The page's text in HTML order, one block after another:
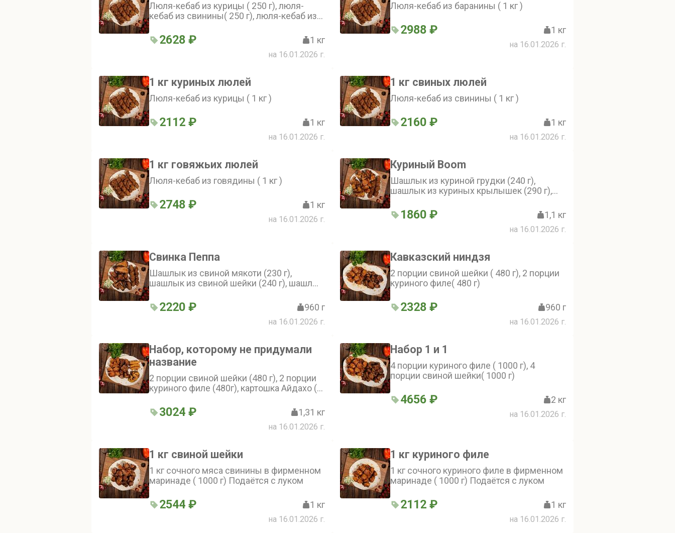
Люля-кебаб из курицы ( 250 г), люля-
кебаб из свинины( 250 г), люля-кебаб из
говядины( 250 г)
2628 ₽ 1 кг
на 16.01.2026 г.
Люля-кебаб из баранины ( 1 кг )
2988 ₽ 1 кг
на 16.01.2026 г.
1 кг куриных люлей
Люля-кебаб из курицы ( 1 кг )
2112 ₽ 1 кг
на 16.01.2026 г.
1 кг свиных люлей
Люля-кебаб из свинины ( 1 кг )
2160 ₽ 1 кг
на 16.01.2026 г.
1 кг говяжьих люлей
Люля-кебаб из говядины ( 1 кг )
2748 ₽ 1 кг
на 16.01.2026 г.
Куриный Boom
Шашлык из куриной грудки (240 г),
шашлык из куриных крылышек (290 г),
кебаб из курицы (270 г)
1860 ₽ 1,1 кг
на 16.01.2026 г.
Свинка Пеппа
Шашлык из свиной мякоти (230 г),
шашлык из свиной шейки (240 г), шашлык
кебаб из свинины (240 г)
2220 ₽ 960 г
на 16.01.2026 г.
Кавказский ниндзя
2 порции свиной шейки ( 480 г), 2 порции
куриного филе( 480 г)
2328 ₽ 960 г
на 16.01.2026 г.
Набор, которому не придумали
название
2 порции свиной шейки (480 г), 2 порции
куриного филе (480г), картошка Айдахо (
3024 ₽ 1,31 кг
на 16.01.2026 г.
Набор 1 и 1
4 порции куриного филе ( 1000 г), 4
порции свиной шейки( 1000 г)
4656 ₽ 2 кг
на 16.01.2026 г.
1 кг свиной шейки
1 кг сочного мяса свинины в фирменном
маринаде ( 1000 г) Подаётся с луком
2544 ₽ 1 кг
на 16.01.2026 г.
1 кг куриного филе
1 кг сочного куриного филе в фирменном
маринаде ( 1000 г) Подаётся с луком
2112 ₽ 1 кг
на 16.01.2026 г.